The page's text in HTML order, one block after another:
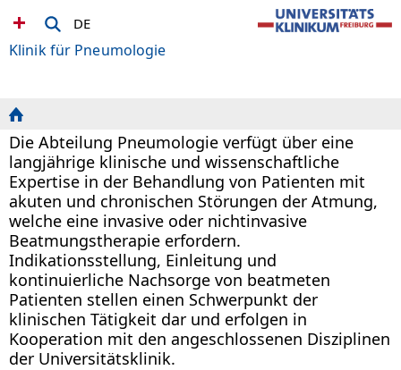
DE
Klinik für Pneumologie
Die Abteilung Pneumologie verfügt über eine
langjährige klinische und wissenschaftliche
Expertise in der Behandlung von Patienten mit
akuten und chronischen Störungen der Atmung,
welche eine invasive oder nichtinvasive
Beatmungstherapie erfordern.
Indikationsstellung, Einleitung und
kontinuierliche Nachsorge von beatmeten
Patienten stellen einen Schwerpunkt der
klinischen Tätigkeit dar und erfolgen in
Kooperation mit den angeschlossenen Disziplinen
der Universitätsklinik.